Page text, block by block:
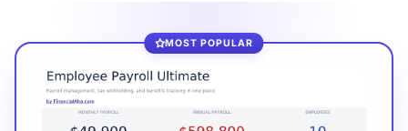
MOST POPULAR